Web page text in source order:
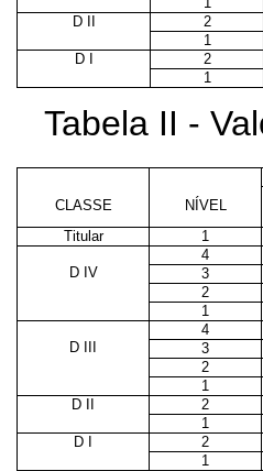
D II
2
1
D I
2
1
Tabela II -
CLASSE NÍVEL
Titular
1
4
D IV
3
2
1
4
D III
3
2
1
D II
2
1
D I
2
1